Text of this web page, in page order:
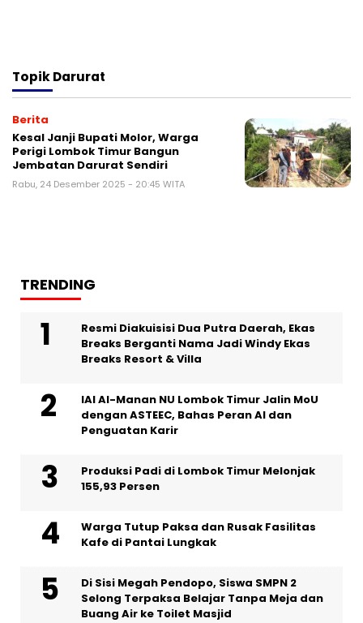
TopikDarurat
Berita
Kesal Janji Bupati Molor, Warga
Perigi Lombok Timur Bangun
Jembatan Darurat Sendiri
Rabu, 24 Desember 2025 - 20:45 WITA
TRENDING
Resmi Diakuisisi Dua Putra Daerah, Ekas
Breaks Berganti Nama Jadi Windy Ekas
Breaks Resort & Villa
IAI Al-Manan NU Lombok Timur Jalin MoU
dengan ASTEEC, Bahas Peran AI dan
Penguatan Karir
Produksi Padi di Lombok Timur Melonjak
155,93 Persen
Warga Tutup Paksa dan Rusak Fasilitas
Kafe di Pantai Lungkak
Di Sisi Megah Pendopo, Siswa SMPN 2
Selong Terpaksa Belajar Tanpa Meja dan
Buang Air ke Toilet Masjid